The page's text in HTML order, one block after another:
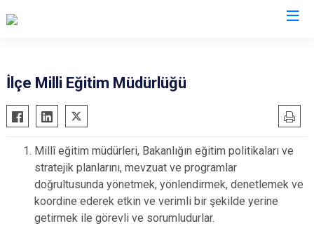
Ayvalık
Balya
Bandırma
Bigadiç
Burhaniye
Dursunbey
Kepsut
Manyas
Marmara
Savaştepe
İlçe Milli Eğitim Müdürlüğü
Millî eğitim müdürleri, Bakanlığın eğitim politikaları ve
stratejik planlarını, mevzuat ve programlar
doğrultusunda yönetmek, yönlendirmek, denetlemek ve
koordine ederek etkin ve verimli bir şekilde yerine
getirmek ile görevli ve sorumludurlar.